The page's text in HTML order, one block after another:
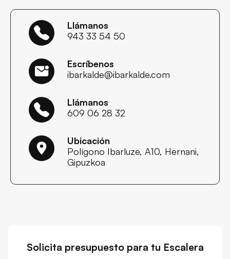
Llámanos
943 33 54 50
Escríbenos
ibarkalde@ibarkalde.com
Llámanos
609 06 28 32
Ubicación
Polígono Ibarluze, A10, Hernani,
Gipuzkoa
Solicita presupuesto para tu Escalera